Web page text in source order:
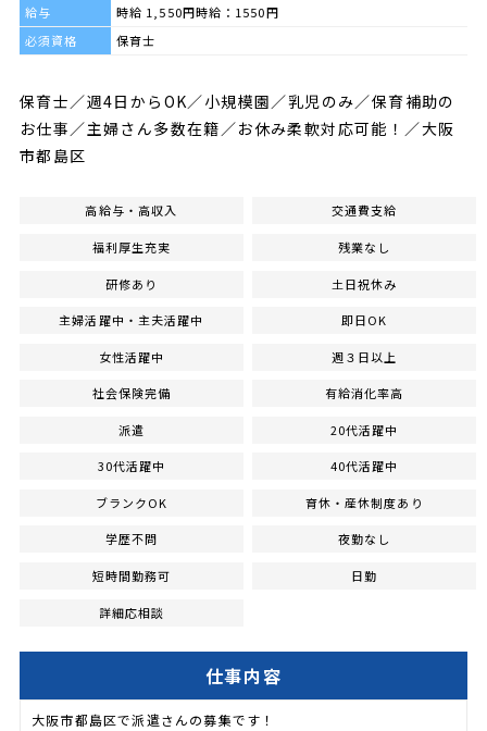
給与
時給 1,550円時給：1550円
必須資格
保育士
保育士／週4日からOK／小規模園／乳児のみ／保育補助の
お仕事／主婦さん多数在籍／お休み柔軟対応可能！／大阪
市都島区
高給与・高収入 交通費支給
福利厚生充実 残業なし
研修あり 土日祝休み
主婦活躍中・主夫活躍中 即日OK
女性活躍中 週３日以上
社会保険完備 有給消化率高
派遣 20代活躍中
30代活躍中 40代活躍中
ブランクOK 育休・産休制度あり
学歴不問 夜勤なし
短時間勤務可 日勤
詳細応相談
仕事内容
大阪市都島区で派遣さんの募集です！